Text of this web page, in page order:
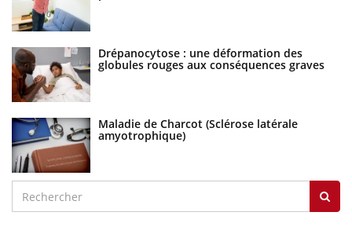
Drépanocytose : une déformation des
globules rouges aux conséquences graves
Maladie de Charcot (Sclérose latérale
amyotrophique)